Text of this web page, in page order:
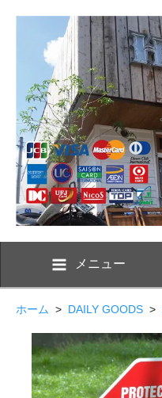
メニュー
ホーム > DAILY GOODS >